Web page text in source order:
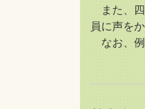
また、四
員に声を
なお、例